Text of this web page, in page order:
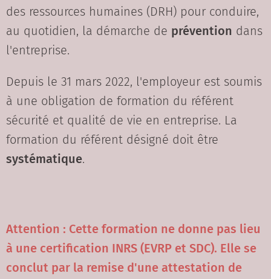
des ressources humaines (DRH) pour conduire,
au quotidien, la démarche de prévention dans
l'entreprise.
Depuis le 31 mars 2022, l'employeur est soumis
à une obligation de formation du référent
sécurité et qualité de vie en entreprise. La
formation du référent désigné doit être
systématique.
Attention : Cette formation ne donne pas lieu
à une certification INRS (EVRP et SDC). Elle se
conclut par la remise d'une attestation de